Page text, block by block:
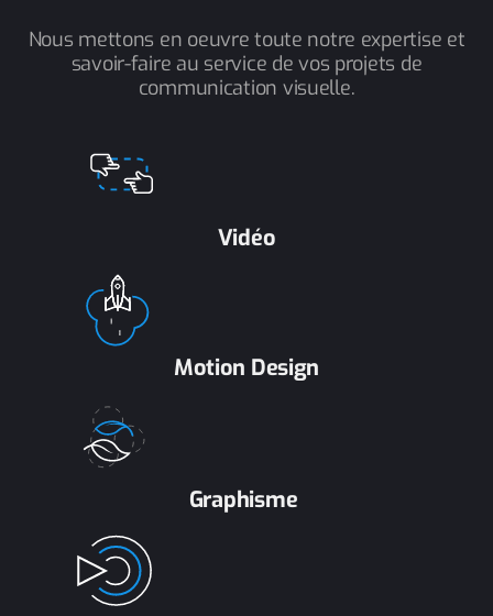
Nous mettons en oeuvre toute notre expertise et
savoir-faire au service de vos projets de
communication visuelle.
Vidéo
Motion Design
Graphisme